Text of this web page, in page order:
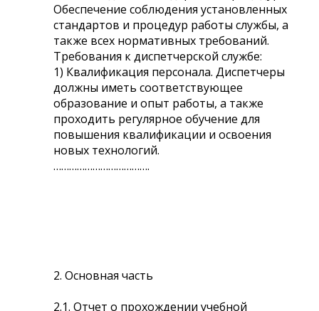
Обеспечение соблюдения установленных
стандартов и процедур работы службы, а
также всех нормативных требований.
Требования к диспетчерской службе:
1) Квалификация персонала. Диспетчеры
должны иметь соответствующее
образование и опыт работы, а также
проходить регулярное обучение для
повышения квалификации и освоения
новых технологий.
……………………………….
2. Основная часть
2.1. Отчет о прохождении учебной